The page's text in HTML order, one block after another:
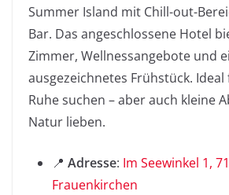
Summer Island mit Chill-out-
Bar. Das angeschlossene Hotel
Zimmer, Wellnessangebote und
ausgezeichnetes Frühstück.
Ruhe suchen – aber auch kleine
Natur lieben.
📍 Adresse: Im Seewinkel 1,
Frauenkirchen